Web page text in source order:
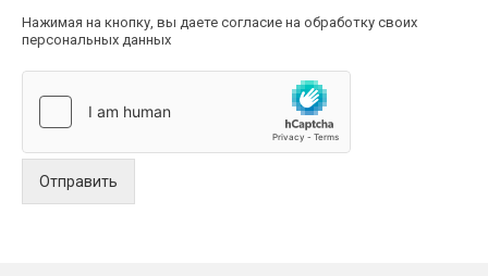
Нажимая на кнопку, вы даете согласие на обработку своих
персональных данных
Отправить